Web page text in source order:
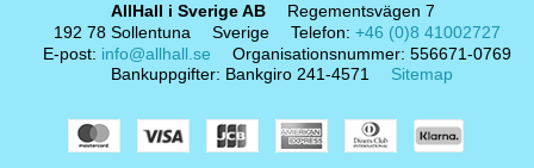
AllHall i Sverige AB
Regementsvägen 7
192 78 Sollentuna
Sverige Telefon: +46 (0)8 41002727
E-post: info@allhall.se Organisationsnummer: 556671-0769
Bankuppgifter: Bankgiro 241-4571 Sitemap